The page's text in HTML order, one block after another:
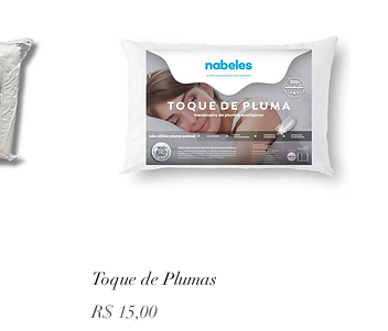
Toque de Plumas
Preço
R$ 15,00